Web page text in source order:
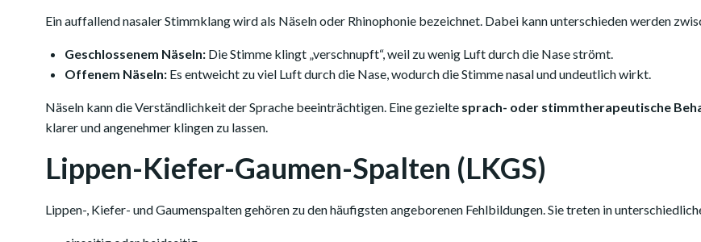
Ein auffallend nasaler Stimmklang wird als Näseln oder Rhinophonie bezeichnet. Dabei kann unterschieden werden
Geschlossenem Näseln: Die Stimme klingt „verschnupft“, weil zu wenig Luft durch die Nase strömt.
Offenem Näseln: Es entweicht zu viel Luft durch die Nase, wodurch die Stimme nasal und undeutlich wirkt.
Näseln kann die Verständlichkeit der Sprache beeinträchtigen. Eine gezielte sprach- oder stimmtherapeutische
klarer und angenehmer klingen zu lassen.
Lippen-Kiefer-Gaumen-Spalten (LKGS)
Lippen-, Kiefer- und Gaumenspalten gehören zu den häufigsten angeborenen Fehlbildungen. Sie treten in